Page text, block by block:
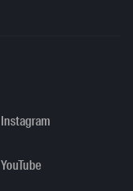
Instagram
YouTube